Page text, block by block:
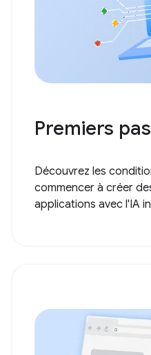
Premiers pas
Découvrez les
commencer à créer
applications avec l'IA